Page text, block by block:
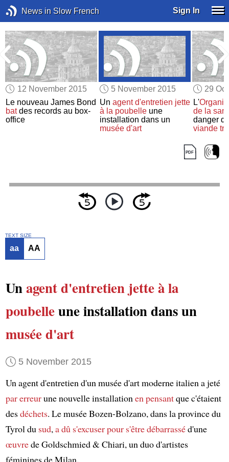
News in Slow French Sign In
12 November 2015
Le nouveau James Bond
batdes records au box-
office
5 November 2015
Un agent d'entretien jette
à la poubelleune
installation dans un
musée d'art
29
L'
de la
danger
viande
TEXT SIZE
aa AA
Unagent d'entretien jette à la
poubelleune installation dans un
musée d'art
5 November 2015
Un agent d'entretien d'un musée d'art moderne italien a jeté
par erreurune nouvelle installationen pensantque c'étaient
desdéchets. Le musée Bozen-Bolzano, dans la province du
Tyrol du sud,a dû s'excuserpour s'être débarrasséd'une
œuvrede Goldschmied & Chiari, un duo d'artistes
féminines de Milan.